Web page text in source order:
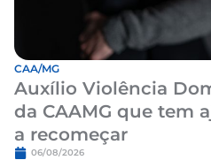
CAA/MG
Auxílio Violência
da CAAMG que tem
a recomeçar
06/08/2026